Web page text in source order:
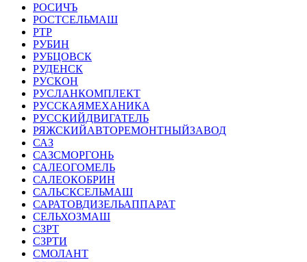
РОСИЧЪ
РОСТСЕЛЬМАШ
РТР
РУБИН
РУБЦОВСК
РУДЕНСК
РУСКОН
РУСЛАНКОМПЛЕКТ
РУССКАЯМЕХАНИКА
РУССКИЙДВИГАТЕЛЬ
РЯЖСКИЙАВТОРЕМОНТНЫЙЗАВОД
САЗ
САЗСМОРГОНЬ
САЛЕОГОМЕЛЬ
САЛЕОКОБРИН
САЛЬСКСЕЛЬМАШ
САРАТОВДИЗЕЛЬАППАРАТ
СЕЛЬХОЗМАШ
СЗРТ
СЗРТИ
СМОЛАНТ